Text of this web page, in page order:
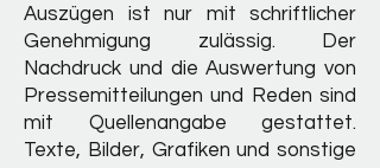
Auszügen ist nur mit schriftlicher
Genehmigung zulässig. Der
Nachdruck und die Auswertung von
Pressemitteilungen und Reden sind
mit Quellenangabe gestattet.
Texte, Bilder, Grafiken und sonstige